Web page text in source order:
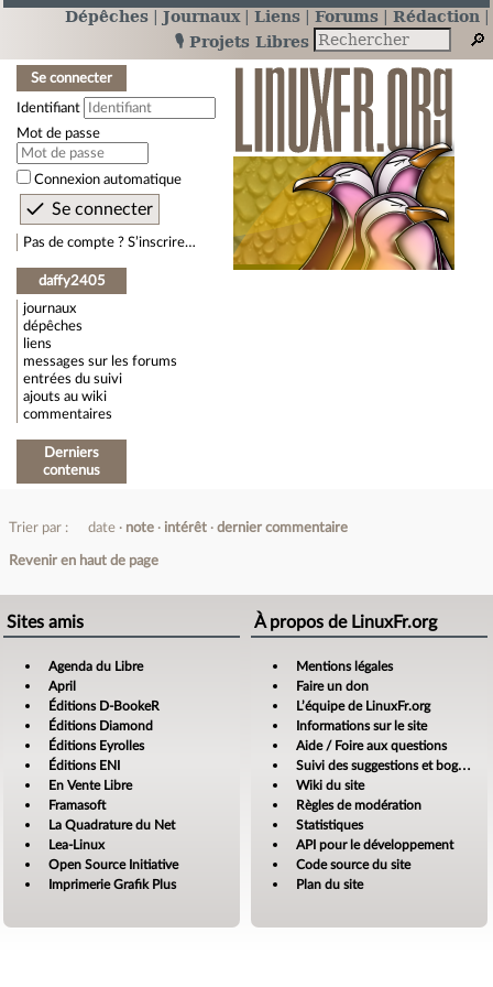
Dépêches Journaux Liens Forums
Rédaction
🎙️ Projets Libres
Se connecter
Identifiant
Mot de passe
Connexion automatique
Pas de compte ? S’inscrire…
daffy2405
journaux
dépêches
liens
messages sur les forums
entrées du suivi
ajouts au wiki
commentaires
Derniers
contenus
Trier par : date note intérêt dernier commentaire
Revenir en haut de page
Sites amis
Agenda du Libre
April
Éditions D-BookeR
Éditions Diamond
Éditions Eyrolles
Éditions ENI
En Vente Libre
Framasoft
La Quadrature du Net
Lea-Linux
Open Source Initiative
Imprimerie Grafik Plus
À propos de LinuxFr.org
Mentions légales
Faire un don
L’équipe de LinuxFr.org
Informations sur le site
Aide / Foire aux questions
Suivi des suggestions et bogues
Wiki du site
Règles de modération
Statistiques
API pour le développement
Code source du site
Plan du site